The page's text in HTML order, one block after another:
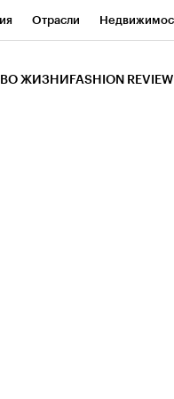
Отрасли
ЖИЗНИ FASHION REVIEW